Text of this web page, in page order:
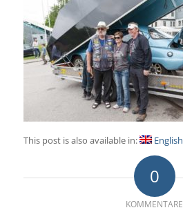
This post is also available in: English
0
KOMMENTARE